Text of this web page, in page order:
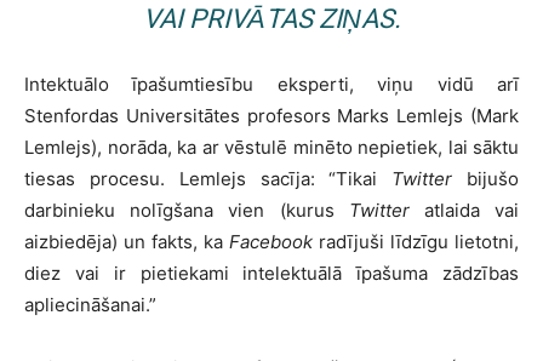
VAI PRIVĀTAS ZIŅAS.
Intektuālo īpašumtiesību eksperti, viņu vidū arī
Stenfordas Universitātes profesors Marks Lemlejs (Mark
Lemlejs), norāda, ka ar vēstulē minēto nepietiek, lai sāktu
tiesas procesu. Lemlejs sacīja: “Tikai Twitter bijušo
darbinieku nolīgšana vien (kurus Twitteratlaida vai
aizbiedēja) un fakts, ka Facebook radījuši līdzīgu lietotni,
diez vai ir pietiekami intelektuālā īpašuma zādzības
apliecināšanai.”